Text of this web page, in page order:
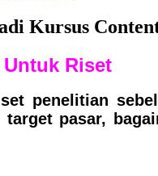
Kursus
Riset
penelitian
pasar,